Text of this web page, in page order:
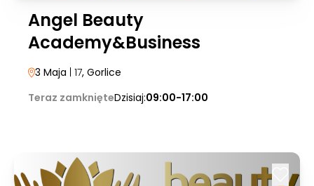
Angel Beauty
Academy&Business
3 Maja | 17, Gorlice
Teraz zamknięteDzisiaj:09:00-17:00